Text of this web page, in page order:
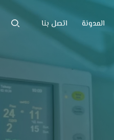
المدونة اتصل بنا